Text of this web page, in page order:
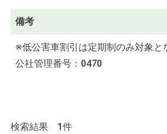
備考
※低公害車割引は定期制のみ対象と
公社管理番号：0470
検索結果 1件